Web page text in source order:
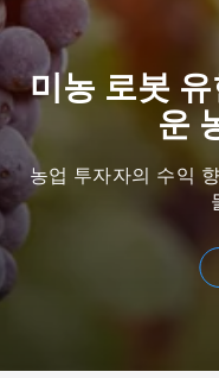
미농 로봇
운
농업 투자자의 수익